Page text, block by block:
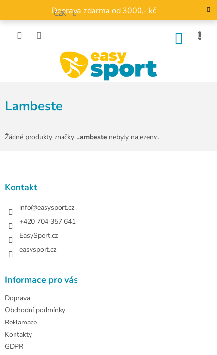
obsah
Doprava zdarma od 3000,- kč
CZK
Lambeste
Žádné produkty značky Lambeste nebyly nalezeny...
Kontakt
info@easysport.cz
+420 704 357 641
EasySport.cz
easysport.cz
Informace pro vás
Doprava
Obchodní podmínky
Reklamace
Kontakty
GDPR